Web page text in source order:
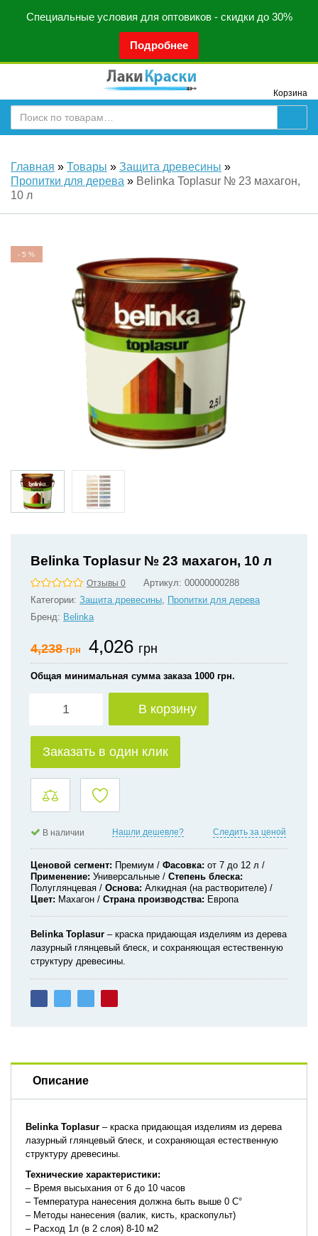
Специальные условия для оптовиков - скидки до 30%
Подробнее
Корзина
Главная » Товары » Защита древесины »
Пропитки для дерева » Belinka Toplasur № 23 махагон,
10 л
-5%
Belinka Toplasur № 23 махагон, 10 л
Отзывы 0 Артикул: 00000000288
Категории: Защита древесины, Пропитки для дерева
Бренд: Belinka
4,238грн 4,026 грн
Общая минимальная сумма заказа 1000 грн.
В корзину
Заказать в один клик
В наличии Нашли дешевле? Следить за ценой
Ценовой сегмент Премиум Фасовка от 7 до 12 л
Применение Универсальные
Степень блеска
Полуглянцевая
Основа Алкидная (на растворителе)
Цвет
Махагон Страна производства Европа
BelinkaToplasur – краска придающая изделиям из дерева
лазурный глянцевый блеск, и сохраняющая естественную
структуру древесины.
Описание
BelinkaToplasur – краска придающая изделиям из дерева
лазурный глянцевый блеск, и сохраняющая естественную
структуру древесины.
Технические характеристики:
– Время высыхания от 6 до 10 часов
– Температура нанесения должна быть выше 0 С°
– Методы нанесения (валик, кисть, краскопульт)
– Расход 1л (в 2 слоя) 8-10 м2